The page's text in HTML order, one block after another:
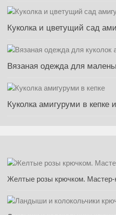
Куколка и цветущий сад
Вязаная одежда для
Куколка амигуруми в кепке
Желтые розы крючком. Мастер-